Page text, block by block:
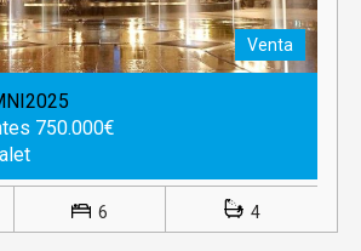
Venta
750.000€
6 4